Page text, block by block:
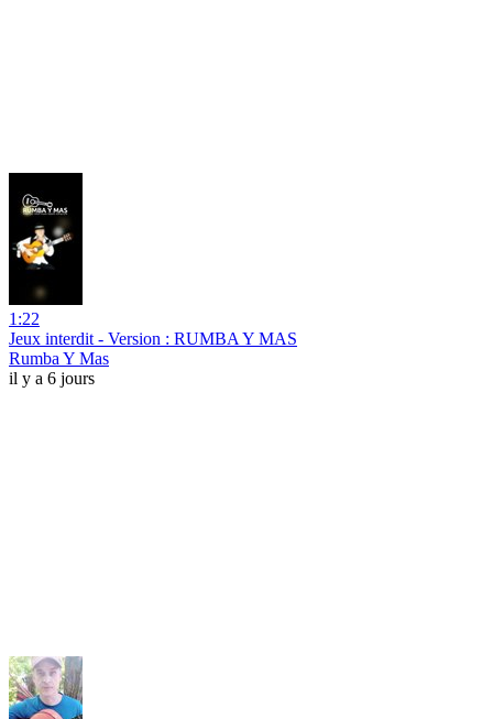
1:22
Jeux interdit - Version : RUMBA Y MAS
Rumba Y Mas
il y a 6 jours